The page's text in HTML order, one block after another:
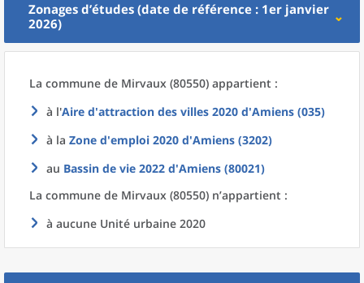
Zonages d’études (date de référence : 1er janvier
2026)
La commune de Mirvaux (80550) appartient :
à l'Aire d'attraction des villes 2020 d'Amiens (035)
à la Zone d'emploi 2020 d'Amiens (3202)
au Bassin de vie 2022 d'Amiens (80021)
La commune de Mirvaux (80550) n’appartient :
à aucune Unité urbaine 2020